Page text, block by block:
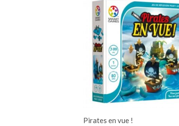
Pirates en vue !